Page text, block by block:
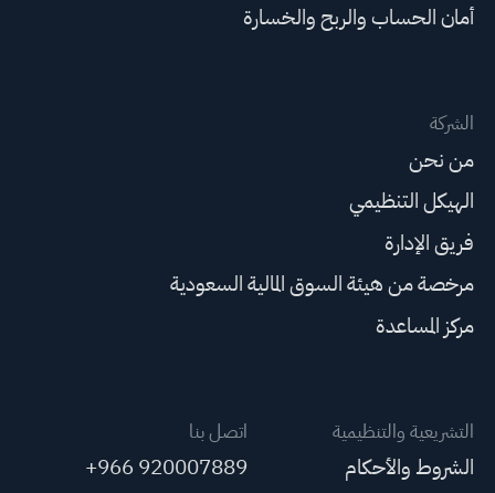
أمان الحساب والربح والخسارة
الشركة
من نحن
الهيكل التنظيمي
فريق الإدارة
مرخصة من هيئة السوق المالية السعودية
مركز المساعدة
التشريعية والتنظيمية
الشروط والأحكام
اتصل بنا
+966 920007889